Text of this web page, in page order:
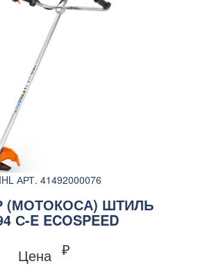
АРТ. 41492000076
(МОТОКОСА) ШТИЛЬ
С-E ECOSPEED
Цена ₽